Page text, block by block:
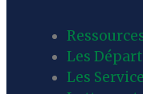
Les
Les